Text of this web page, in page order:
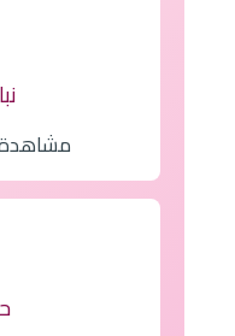
مشاهدة